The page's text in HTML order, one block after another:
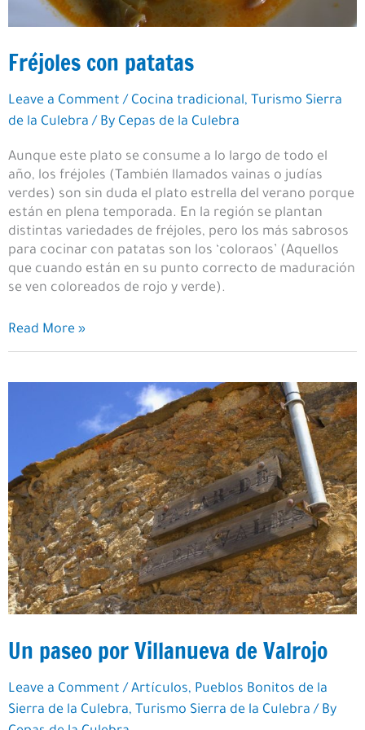
Fréjoles con patatas
Leave a Comment / Cocina tradicional, Turismo Sierra
de la Culebra / By Cepas de la Culebra
Aunque este plato se consume a lo largo de todo el
año, los fréjoles (También llamados vainas o judías
verdes) son sin duda el plato estrella del verano porque
están en plena temporada. En la región se plantan
distintas variedades de fréjoles, pero los más sabrosos
para cocinar con patatas son los ‘coloraos’ (Aquellos
que cuando están en su punto correcto de maduración
se ven coloreados de rojo y verde).
Fréjoles
con
Read More »
Un paseo por Villanueva de Valrojo
Leave a Comment / Artículos, Pueblos Bonitos de la
Sierra de la Culebra, Turismo Sierra de la Culebra / By